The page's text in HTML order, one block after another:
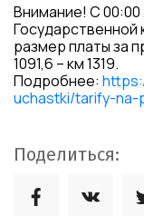
Внимание! С 00:00
размер платы за
1091,6 – км 1319.
Подробнее:
uchastki/tarify-na-
Поделиться: